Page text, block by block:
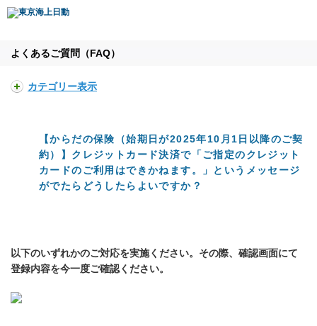
よくあるご質問（FAQ）
カテゴリー表示
【からだの保険（始期日が2025年10月1日以降のご契
約）】クレジットカード決済で「ご指定のクレジット
カードのご利用はできかねます。」というメッセージ
がでたらどうしたらよいですか？
以下のいずれかのご対応を実施ください。その際、確認画面にて
登録内容を今一度ご確認ください。